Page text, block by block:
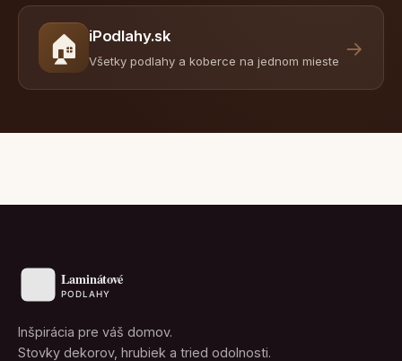
🏠 iPodlahy.sk
Všetky podlahy a koberce na jednom mieste
→
Inšpirácia pre váš domov.
Stovky dekorov, hrubiek a tried odolnosti.